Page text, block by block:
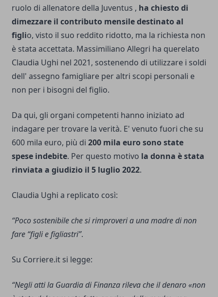
ruolo di allenatore della Juventus , ha chiesto di
dimezzare il contributo mensile destinato al
figlio, visto il suo reddito ridotto, ma la richiesta non
è stata accettata. Massimiliano Allegri ha querelato
Claudia Ughi nel 2021, sostenendo di utilizzare i soldi
dell' assegno famigliare per altri scopi personali e
non per i bisogni del figlio.
Da qui, gli organi competenti hanno iniziato ad
indagare per trovare la verità. E' venuto fuori che su
600 mila euro, più di 200 mila euro sono state
spese indebite. Per questo motivo la donna è stata
rinviata a giudizio il 5 luglio 2022.
Claudia Ughi a replicato così:
“Poco sostenibile che si rimproveri a una madre di non
fare “figli e figliastri”.
Su Corriere.it si legge:
“Negli atti la Guardia di Finanza rileva che il denaro «non